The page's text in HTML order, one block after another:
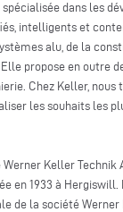
dans les
intelligents et
alu, de la
propose en outre
Chez Keller, nous
les souhaits les
Werner Keller Technik
en 1933 à
de la société